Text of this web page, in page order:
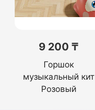
9 200 ₸
Горшок
музыкальный кит
Розовый